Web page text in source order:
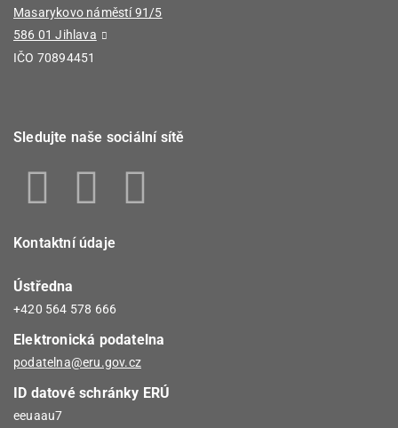
Masarykovo náměstí 91/5
586 01 Jihlava
IČO 70894451
Sledujte naše sociální sítě
Kontaktní údaje
Ústředna
+420 564 578 666
Elektronická podatelna
podatelna@eru.gov.cz
ID datové schránky ERÚ
eeuaau7